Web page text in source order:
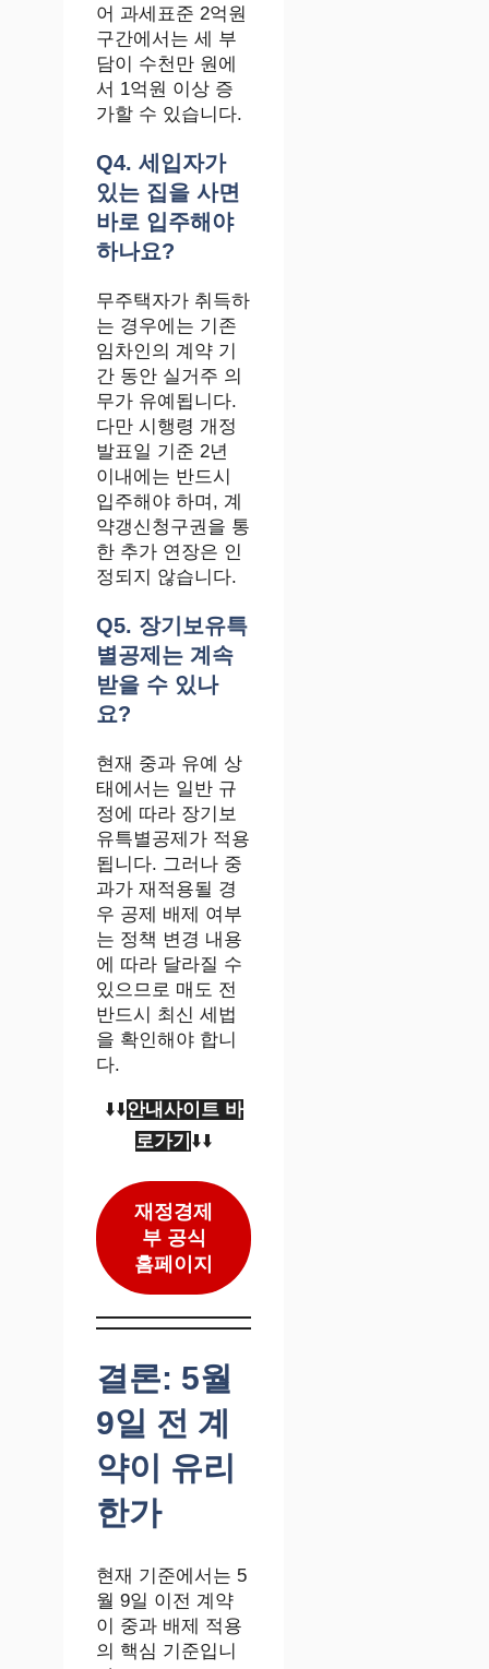
어 과세표준 2억원
구간에서는 세 부
담이 수천만 원에
서 1억원 이상 증
가할 수 있습니다.
Q4. 세입자가
있는 집을 사면
바로 입주해야
하나요?
무주택자가 취득하
는 경우에는 기존
임차인의 계약 기
간 동안 실거주 의
무가 유예됩니다.
다만 시행령 개정
발표일 기준 2년
이내에는 반드시
입주해야 하며, 계
약갱신청구권을 통
한 추가 연장은 인
정되지 않습니다.
Q5. 장기보유특
별공제는 계속
받을 수 있나
요?
현재 중과 유예 상
태에서는 일반 규
정에 따라 장기보
유특별공제가 적용
됩니다. 그러나 중
과가 재적용될 경
우 공제 배제 여부
는 정책 변경 내용
에 따라 달라질 수
있으므로 매도 전
반드시 최신 세법
을 확인해야 합니
다.
⬇️⬇️안내사이트 바
로가기 ⬇️⬇️
재정경제
부 공식
홈페이지
결론: 5월
9일 전 계
약이 유리
한가
현재 기준에서는 5
월 9일 이전 계약
이 중과 배제 적용
의 핵심 기준입니